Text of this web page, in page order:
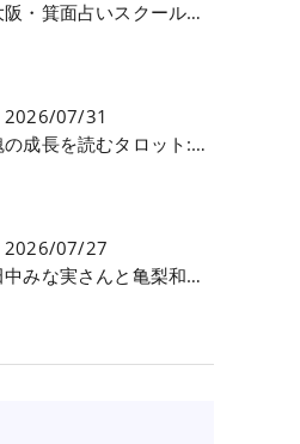
大阪・箕面占いスクール 原 史恵 | ルノルマンカード読み方のコツ「雲」 仕事をテーマに占った場合
2026/07/31
魂の成長を読むタロット:悪魔（第十七回目）｜大阪・箕面占いスクールラブアンドライト
2026/07/27
田中みな実さんと亀梨和也さんの相性を読む｜大阪・箕面占いスクールラブアンドライト